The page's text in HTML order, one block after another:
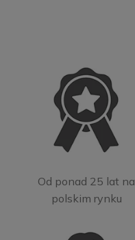
Od ponad 25 lat na
polskim rynku